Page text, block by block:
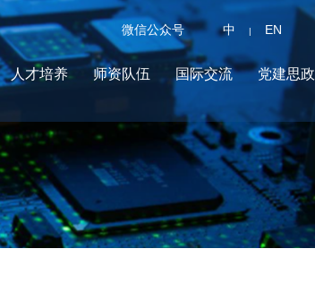
人才培养 师资队伍 国际交流 党建思政
微信公众号 中 | EN